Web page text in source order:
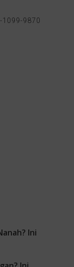
1099-9870
Ini